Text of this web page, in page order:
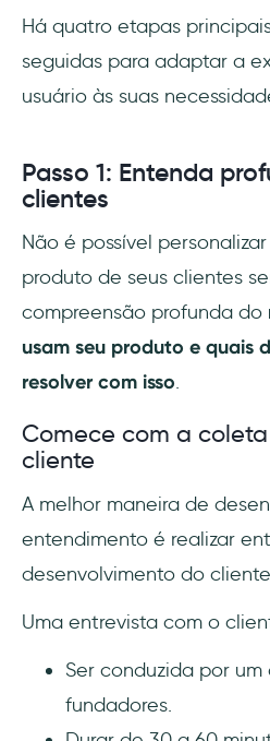
Há quatro etapas
seguidas para adaptar a
usuário às suas
Passo 1: Entenda
clientes
Não é possível
produto de seus clientes
compreensão profunda do
usam seu produto e quais
resolver com isso.
Comece com a
cliente
A melhor maneira de
entendimento é realizar
desenvolvimento do
Uma entrevista com o
Ser conduzida por um
fundadores.